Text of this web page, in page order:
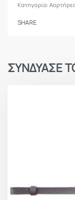
Κατηγορία:
SHARE
ΣΥΝΔΥΑΣΕ